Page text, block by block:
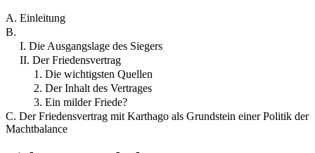
A. Einleitung
B.
I. Die Ausgangslage des Siegers
II. Der Friedensvertrag
1. Die wichtigsten Quellen
2. Der Inhalt des Vertrages
3. Ein milder Friede?
C. Der Friedensvertrag mit Karthago als Grundstein einer Politik der
Machtbalance